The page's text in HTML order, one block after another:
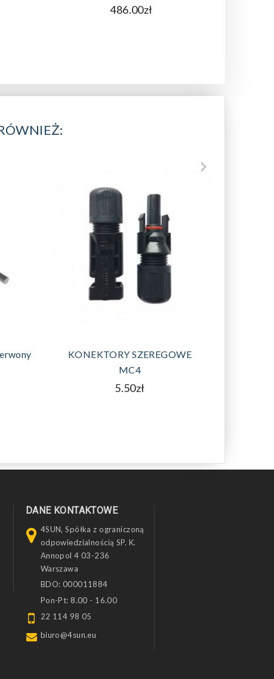
486.00zł
KONEKTORY SZEREGOWE
MC4
5.50zł
DANE KONTAKTOWE
4SUN, Spółka z ograniczoną
odpowiedzialnością SP. K.
Annopol 4 03-236
Warszawa
BDO: 000011884
Pon-Pt: 8.00 - 16.00
22 114 98 05
biuro@4sun.eu